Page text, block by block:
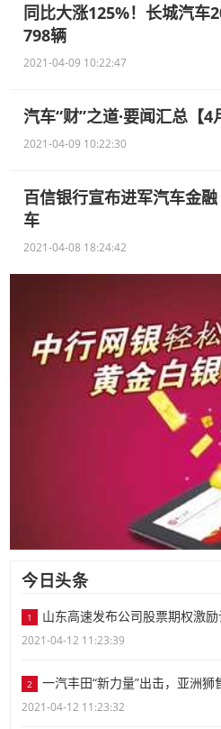
同比大涨125%！长城汽车
798辆
2021-04-09 10:22:47
汽车“财”之道·要闻汇总【4
2021-04-09 10:22:30
百信银行宣布进军汽车金
车
2021-04-08 18:24:42
今日头条
1 山东高速发布公司股票期权激
2021-04-12 11:23:39
2 一汽丰田“新力量”出击，亚洲
2021-04-12 11:23:32